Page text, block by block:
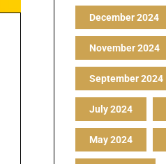
December 2024
November 2024
September 2024
July 2024
May 2024